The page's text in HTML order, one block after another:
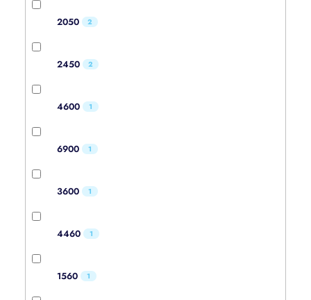
2050 2
2450 2
4600 1
6900 1
3600 1
4460 1
1560 1